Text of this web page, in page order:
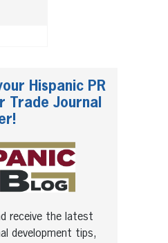
Hispanic PR
Trade Journal
receive the latest
development tips,